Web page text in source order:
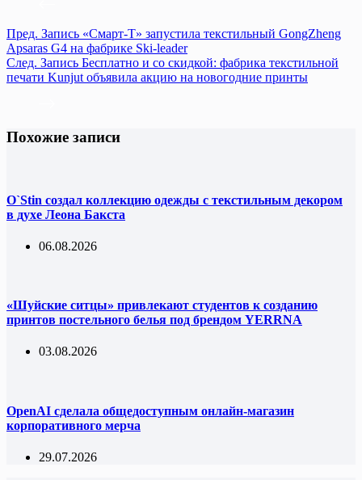
Пред. Запись «Смарт-Т» запустила текстильный GongZheng
Apsaras G4 на фабрике Ski-leader
След. Запись Бесплатно и со скидкой: фабрика текстильной
печати Kunjut объявила акцию на новогодние принты
Похожие записи
O`Stin создал коллекцию одежды с текстильным декором
в духе Леона Бакста
06.08.2026
«Шуйские ситцы» привлекают студентов к созданию
принтов постельного белья под брендом YERRNA
03.08.2026
OpenAI сделала общедоступным онлайн-магазин
корпоративного мерча
29.07.2026